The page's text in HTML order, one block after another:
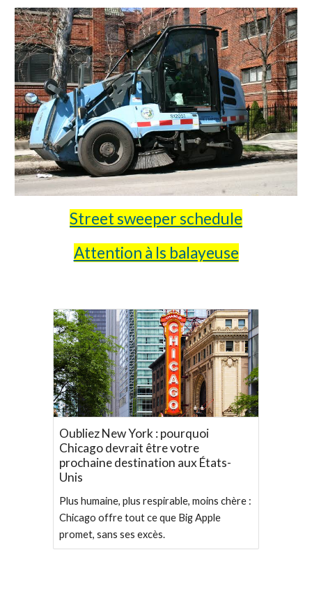
Street sweeper schedule
Attention à ls balayeuse
Oubliez New York : pourquoi
Chicago devrait être votre
prochaine destination aux États-
Unis
Plus humaine, plus respirable, moins chère :
Chicago offre tout ce que Big Apple
promet, sans ses excès.